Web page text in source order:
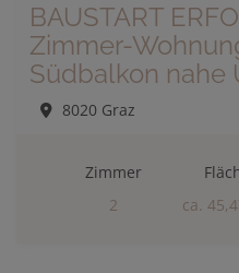
BAUSTART
Zimmer-
Südbalkon nahe
8020 Graz
Zimmer
2
ca.